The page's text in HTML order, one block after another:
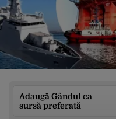
Adaugă Gândul ca
sursă preferată